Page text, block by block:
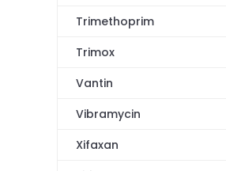
Trimethoprim
Trimox
Vantin
Vibramycin
Xifaxan